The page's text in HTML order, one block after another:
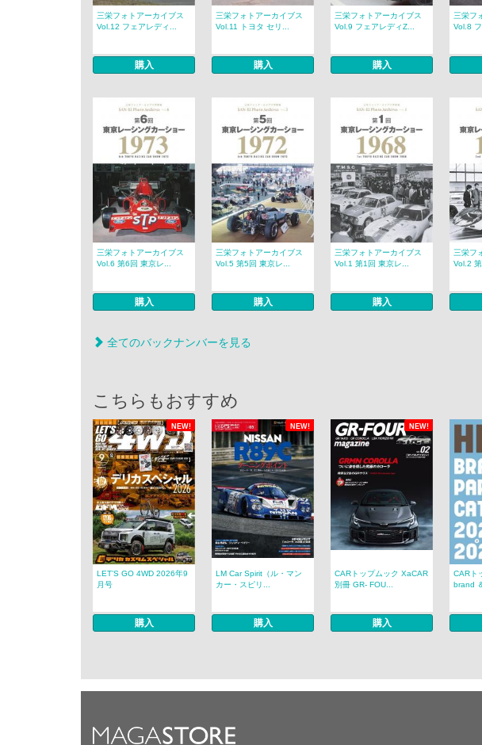
三栄フォトアーカイブス
Vol.12 フェアレディ...
購入
三栄フォトアーカイブス
Vol.11 トヨタ セリ...
購入
三栄フォトアーカイブス
Vol.9 フェアレディZ...
購入
三栄フ
Vol.8
三栄フォトアーカイブス
Vol.6 第6回 東京レ...
購入
三栄フォトアーカイブス
Vol.5 第5回 東京レ...
購入
三栄フォトアーカイブス
Vol.1 第1回 東京レ...
購入
三栄フ
Vol.2
全てのバックナンバーを見る
こちらもおすすめ
NEW! NEW! NEW!
LET’S GO 4WD 2026年9
月号
購入
LM Car Spirit（ル・マン
カー・スピリ...
購入
CARトップムック XaCAR
別冊 GR- FOU...
購入
CARト
brand